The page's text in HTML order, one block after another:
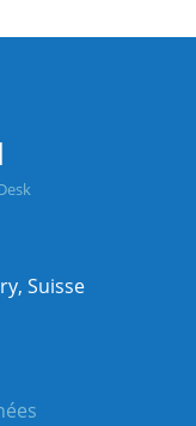
Suisse